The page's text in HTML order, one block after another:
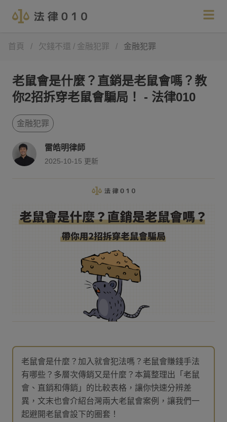
首頁 / 欠錢不還 / 金融犯罪 / 金融犯罪
老鼠會是什麼？直銷是老鼠會嗎？教
你2招拆穿老鼠會騙局！ - 法律010
金融犯罪
雷皓明律師
2025-10-15 更新
老鼠會是什麼？加入就會犯法嗎？老鼠會賺錢手法
有哪些？多層次傳銷又是什麼？本篇整理出「老鼠
會、直銷和傳銷」的比較表格，讓你快速分辨差
異，文末也會介紹台灣兩大老鼠會案例，讓我們一
起避開老鼠會設下的圈套！